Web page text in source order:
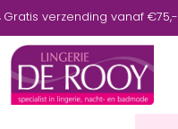
Gratis verzending vanaf €75,-